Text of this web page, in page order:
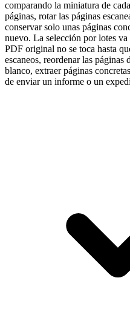
comparando la miniatura de
páginas, rotar las páginas
conservar solo unas páginas
nuevo. La selección por lotes
PDF original no se toca hasta
escaneos, reordenar las
blanco, extraer páginas
de enviar un informe o un